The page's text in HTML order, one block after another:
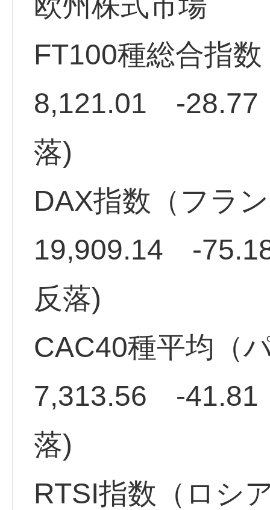
FT100種総合指
8,121.01 -28.77
落)
DAX指数（フラ
19,909.14 -
反落)
CAC40種平均（
7,313.56 -41.81
落)
RTSI指数（ロ